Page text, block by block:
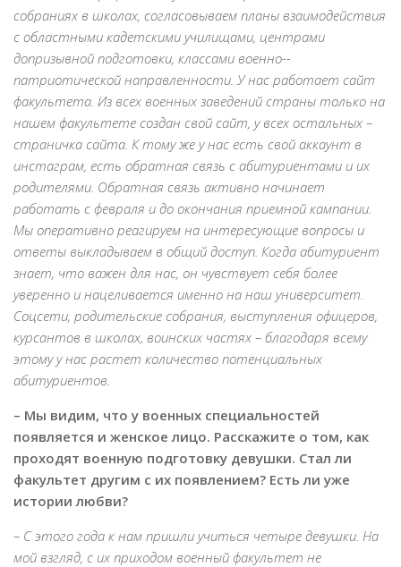
собраниях в школах, согласовываем планы взаимодействия
с областными кадетскими училищами, центрами
допризывной подготовки, классами военно-­
патриотической направленности. У нас работает сайт
факультета. Из всех военных заведений страны только на
нашем факультете создан свой сайт, у всех остальных –
страничка сайта. К тому же у нас есть свой аккаунт в
инстаграм, есть обратная связь с абитуриентами и их
родителями. Обратная связь активно начинает
работать с февраля и до окончания приемной кампании.
Мы оперативно реагируем на интересующие вопросы и
ответы выкладываем в общий доступ. Когда абитуриент
знает, что важен для нас, он чувствует себя более
уверенно и нацеливается именно на наш университет.
Соцсети, родительские собрания, выступления офицеров,
курсантов в школах, воинских частях – благодаря всему
этому у нас растет количество потенциальных
абитуриентов.
– Мы видим, что у военных специальностей
появляется и женское лицо. Расскажите о том, как
проходят военную подготовку девушки. Стал ли
факультет другим с их появлением? Есть ли уже
истории любви?
– С этого года к нам пришли учиться четыре девушки. На
мой взгляд, с их приходом военный факультет не